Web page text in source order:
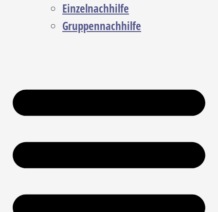
Einzelnachhilfe
Gruppennachhilfe